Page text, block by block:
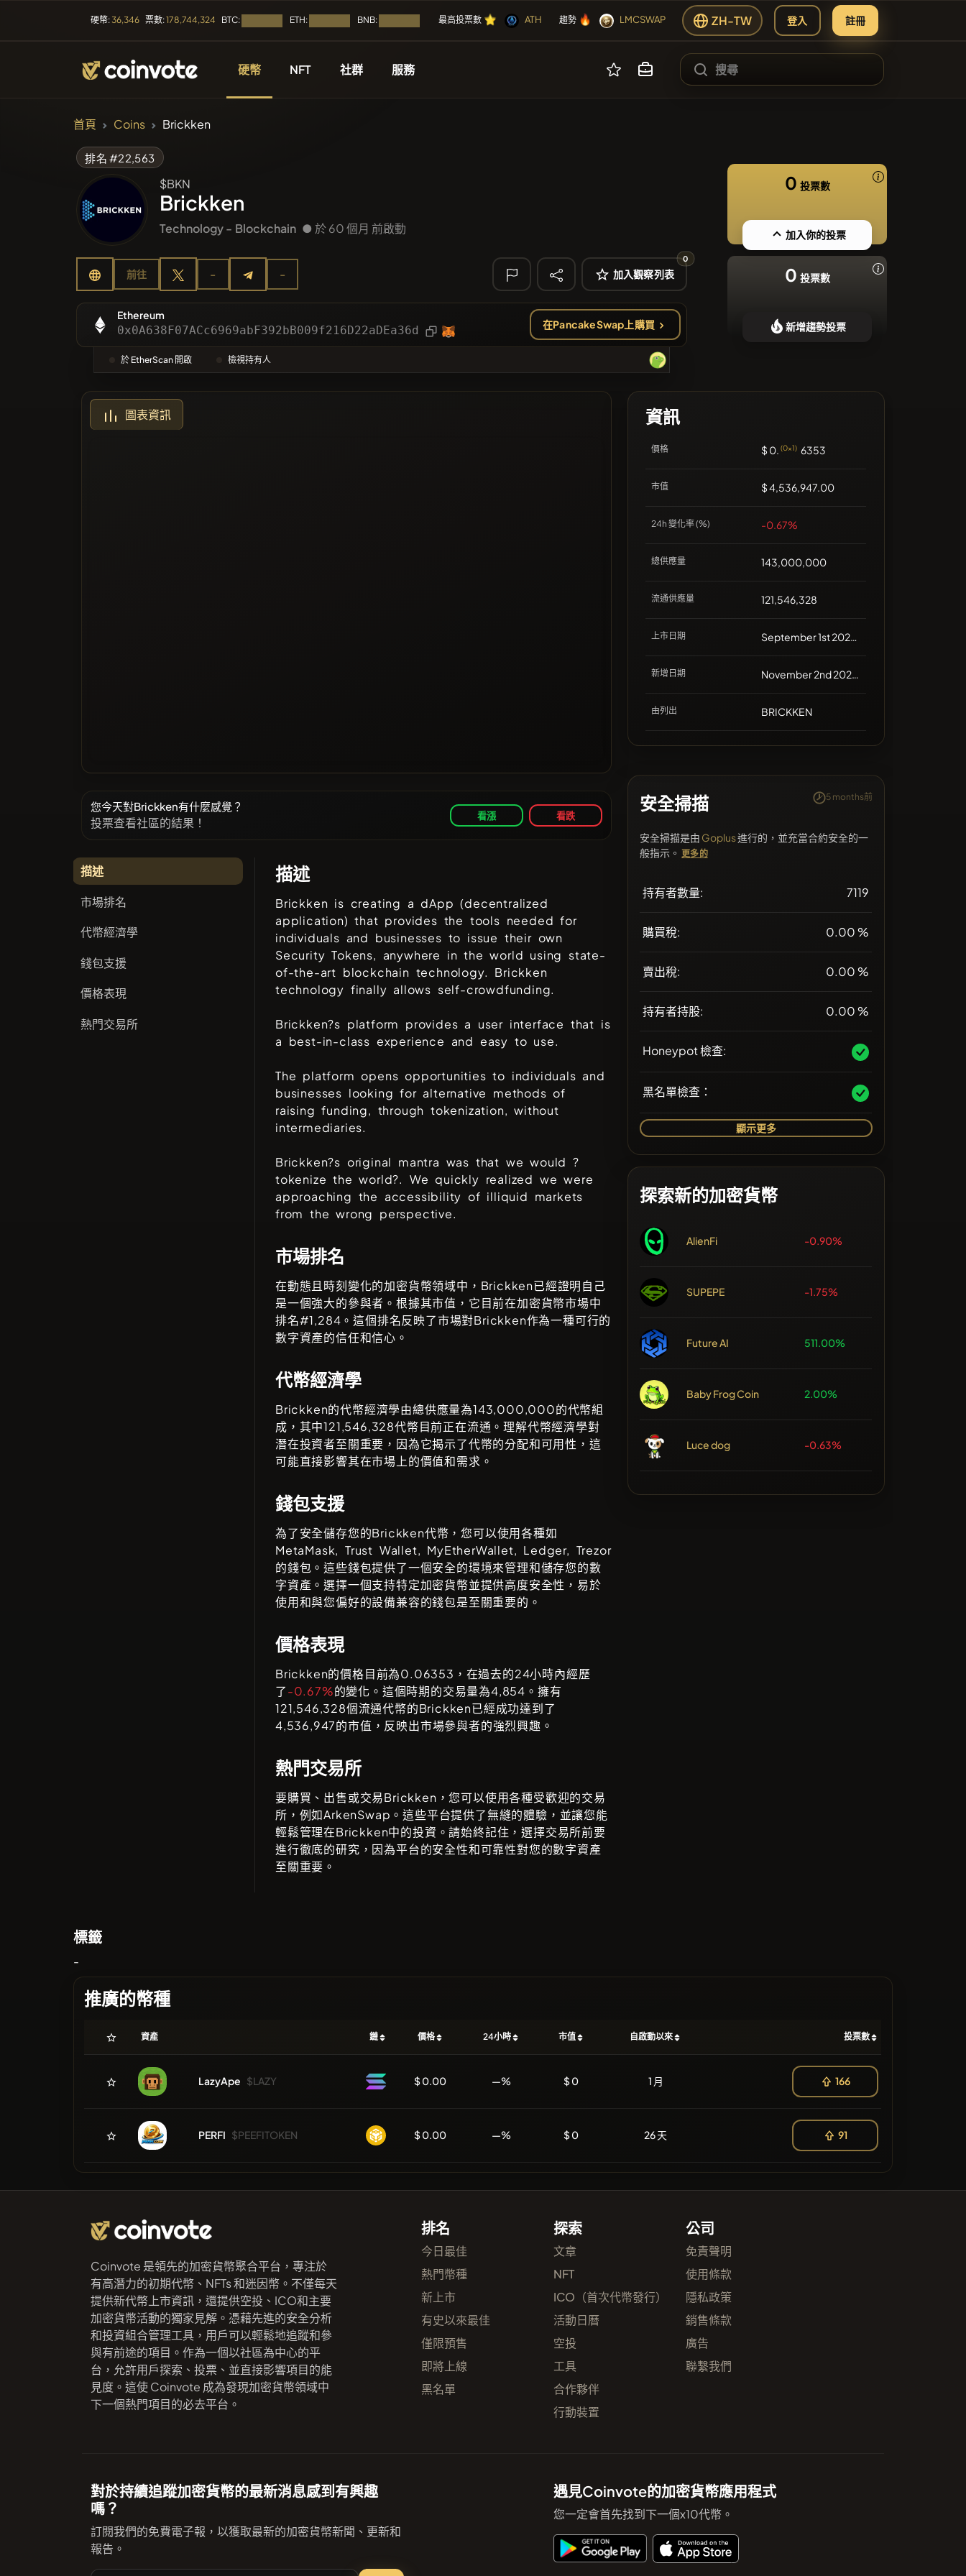
硬幣:36,346 票數:178,744,324 BTC: ETH: BNB: 最高投票數 ⭐
⭐
⭐
⭐ ATH 趨勢 🔥
🔥
🔥
🔥 LMCSWAP ZH-TW 登入 註冊
硬幣
類別
最多投票
活動日曆
NFT 社群 服務
文章
#1122
Algorithmic Trading Hub #1
🔎 最近的搜尋
❌沒有近期的幣種
首頁 Coins Brickken
排名 #22,563
$BKN
Brickken
Technology - Blockchain ● 於 60 個月 前啟動
前往 - - 加入觀察列表
0
Ethereum
0x0A638F07ACc6969abF392bB009f216D22aDEa36d 在PancakeSwap上購買
於 EtherScan 開啟 檢視持有人
0 投票數
加入你的投票
0 投票數
新增趨勢投票
圖表資訊
您今天對Brickken有什麼感覺？
投票查看社區的結果！ 看漲 看跌
描述
市場排名
代幣經濟學
錢包支援
價格表現
熱門交易所
描述
Brickken is creating a dApp (decentralized
application) that provides the tools needed for
individuals and businesses to issue their own
Security Tokens, anywhere in the world using state-
of-the-art blockchain technology. Brickken
technology finally allows self-crowdfunding.
Brickken?s platform provides a user interface that is
a best-in-class experience and easy to use.
The platform opens opportunities to individuals and
businesses looking for alternative methods of
raising funding, through tokenization, without
intermediaries.
Brickken?s original mantra was that we would ?
tokenize the world?. We quickly realized we were
approaching the accessibility of illiquid markets
from the wrong perspective.
市場排名
在動態且時刻變化的加密貨幣領域中， Brickken已經證明自己
是一個強大的參與者。根據其市值，它目前在加密貨幣市場中
排名#1,284 。這個排名反映了市場對Brickken作為一種可行的
數字資產的信任和信心。
代幣經濟學
Brickken的代幣經濟學由總供應量為143,000,000的代幣組
成，其中121,546,328代幣目前正在流通。理解代幣經濟學對
潛在投資者至關重要，因為它揭示了代幣的分配和可用性，這
可能直接影響其在市場上的價值和需求。
錢包支援
為了安全儲存您的Brickken代幣，您可以使用各種如
MetaMask, Trust Wallet, MyEtherWallet, Ledger, Trezor
的錢包。這些錢包提供了一個安全的環境來管理和儲存您的數
字資產。選擇一個支持特定加密貨幣並提供高度安全性，易於
使用和與您偏好的設備兼容的錢包是至關重要的。
價格表現
Brickken的價格目前為0.06353 ，在過去的24小時內經歷
了-0.67%的變化。這個時期的交易量為4,854 。擁有
121,546,328個流通代幣的Brickken已經成功達到了
4,536,947的市值，反映出市場參與者的強烈興趣。
熱門交易所
要購買、出售或交易Brickken ，您可以使用各種受歡迎的交易
所，例如ArkenSwap 。這些平台提供了無縫的體驗，並讓您能
輕鬆管理在Brickken中的投資。請始終記住，選擇交易所前要
進行徹底的研究，因為平台的安全性和可靠性對您的數字資產
至關重要。
資訊
價格 $ 0. (0x1) 6353
市值 $ 4,536,947.00
24h 變化率 (%) -0.67%
總供應量 143,000,000
流通供應量 121,546,328
上市日期 September 1st 2021, 00:00
新增日期 November 2nd 2021, 17:38
由列出 BRICKKEN
安全掃描 5 months前
安全掃描是由 Goplus進行的，並充當合約安全的一
般指示。 更多的
持有者數量: 7119
購買稅: 0.00 %
賣出稅: 0.00 %
持有者持股: 0.00 %
Honeypot 檢查:
黑名單檢查：
顯示更多
探索新的加密貨幣
AlienFi -0.90%
SUPEPE -1.75%
Future AI 511.00%
Baby Frog Coin 2.00%
Luce dog -0.63%
標籤
-
推廣的幣種
資產 鏈 價格 24小時 市值 自啟動以來 投票數
LazyApe $LAZY $ 0.00 —% $ 0 1 月 166
PERFI $PEEFITOKEN $ 0.00 —% $ 0 26 天 91
Coinvote 是領先的加密貨幣聚合平台，專注於
有高潛力的初期代幣、NFTs 和迷因幣。不僅每天
提供新代幣上市資訊，還提供空投、ICO和主要
加密貨幣活動的獨家見解。憑藉先進的安全分析
和投資組合管理工具，用戶可以輕鬆地追蹤和參
與有前途的項目。作為一個以社區為中心的平
台，允許用戶探索、投票、並直接影響項目的能
見度。這使 Coinvote 成為發現加密貨幣領域中
下一個熱門項目的必去平台。
排名
今日最佳
熱門幣種
新上市
有史以來最佳
僅限預售
即將上線
黑名單
探索
文章
NFT
ICO（首次代幣發行）
活動日曆
空投
工具
合作夥伴
行動裝置
公司
免責聲明
使用條款
隱私政策
銷售條款
廣告
聯繫我們
對於持續追蹤加密貨幣的最新消息感到有興趣
嗎？
訂閱我們的免費電子報，以獲取最新的加密貨幣新聞、更新和
報告。
遇見Coinvote的加密貨幣應用程式
您一定會首先找到下一個x10代幣。